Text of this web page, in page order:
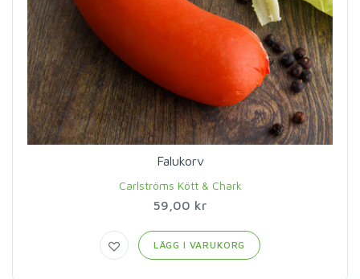
Falukorv
Carlströms Kött & Chark
59,00 kr
LÄGG I VARUKORG